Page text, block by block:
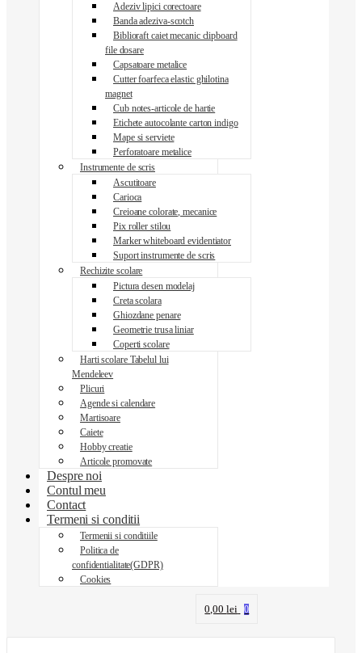
Adeziv lipici corectoare
Banda adeziva-scotch
Biblioraft caiet mecanic clipboard
file dosare
Capsatoare metalice
Cutter foarfeca elastic ghilotina
magnet
Cub notes-articole de hartie
Etichete autocolante carton indigo
Mape si serviete
Perforatoare metalice
Instrumente de scris
Ascutitoare
Carioca
Creioane colorate, mecanice
Pix roller stilou
Marker whiteboard evidentiator
Suport instrumente de scris
Rechizite scolare
Pictura desen modelaj
Creta scolara
Ghiozdane penare
Geometrie trusa liniar
Coperti scolare
Harti scolare Tabelul lui
Mendeleev
Plicuri
Agende si calendare
Martisoare
Caiete
Hobby creatie
Articole promovate
Despre noi
Contul meu
Contact
Termeni si conditii
Termenii si conditiile
Politica de
confidentialitate(GDPR)
Cookies
0,00lei 0